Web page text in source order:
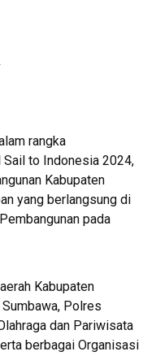
rangka
to Indonesia 2024,
Kabupaten
yang berlangsung di
pada
Kabupaten
Polres
dan Pariwisata
berbagai Organisasi